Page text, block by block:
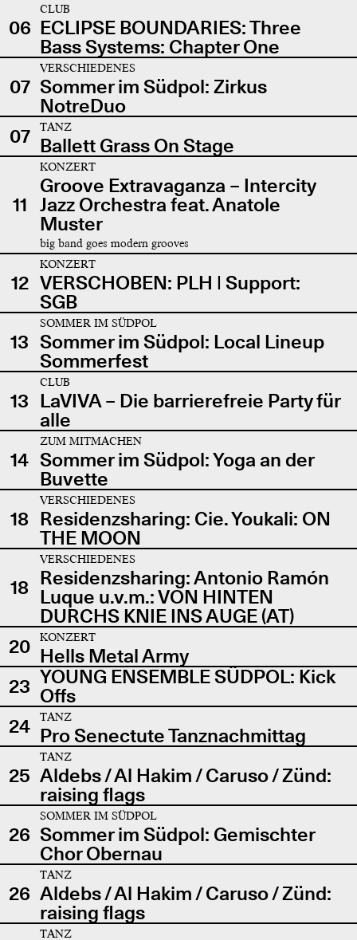
06
CLUB
ECLIPSE BOUNDARIES: Three
Bass Systems: Chapter One
07
VERSCHIEDENES
Sommer im Südpol: Zirkus
NotreDuo
07
TANZ
Ballett Grass On Stage
11
KONZERT
Groove Extravaganza – Intercity
Jazz Orchestra feat. Anatole
Muster
big band goes modern grooves
12
KONZERT
VERSCHOBEN: PLH | Support:
SGB
13
SOMMER IM SÜDPOL
Sommer im Südpol: Local Lineup
Sommerfest
13
CLUB
LaVIVA – Die barrierefreie Party für
alle
14
ZUM MITMACHEN
Sommer im Südpol: Yoga an der
Buvette
18
VERSCHIEDENES
Residenzsharing: Cie. Youkali: ON
THE MOON
18
VERSCHIEDENES
Residenzsharing: Antonio Ramón
Luque u.v.m.: VON HINTEN
DURCHS KNIE INS AUGE (AT)
20
KONZERT
Hells Metal Army
23 YOUNG ENSEMBLE SÜDPOL: Kick
Offs
24
TANZ
Pro Senectute Tanznachmittag
25
TANZ
Aldebs / Al Hakim / Caruso / Zünd:
raising flags
26
SOMMER IM SÜDPOL
Sommer im Südpol: Gemischter
Chor Obernau
26
TANZ
Aldebs / Al Hakim / Caruso / Zünd:
raising flags
TANZ